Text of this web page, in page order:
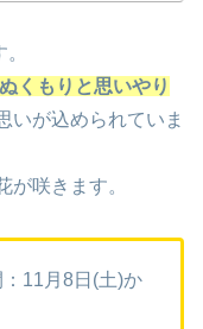
ぬくもりと思いやり
いが込められていま
が咲きます。
11月8日(土)か